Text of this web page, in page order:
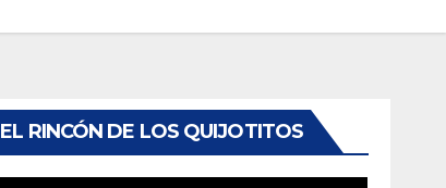
EL RINCÓN DE LOS QUIJOTITOS